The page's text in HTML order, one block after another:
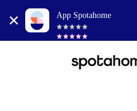
App Spotahome